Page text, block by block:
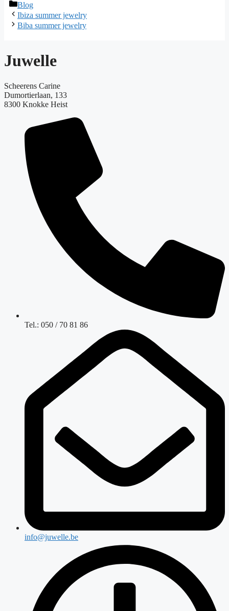
Categorieën
Blog
Ibiza summer jewelry
Biba summer jewelry
Juwelle
Scheerens Carine
Dumortierlaan, 133
8300 Knokke Heist
Tel.: 050 / 70 81 86
info@juwelle.be